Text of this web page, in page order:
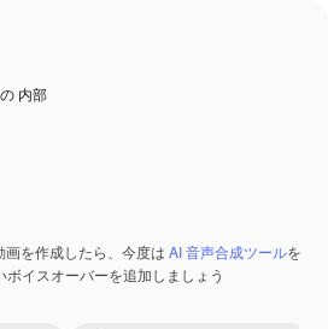
内部
画を作成したら、今度は AI 音声合成ツールを
ボイスオーバーを追加しましょう